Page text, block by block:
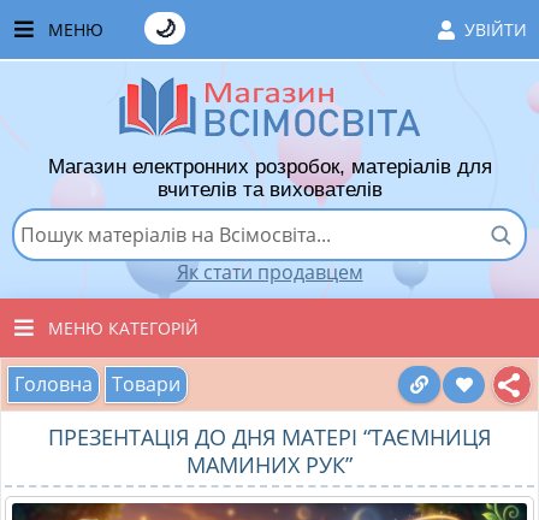
МЕНЮ УВІЙТИ
🌙
ЧАСТІ ЗАПИТАННЯ
ЯК ТУТ КУПУВАТИ
ЯК ТУТ ПРОДАВАТИ
ДОДАТИ РОЗРОБКУ
ВПОДОБАНІ ТОВАРИ
КОШИК
Магазин електронних розробок, матеріалів для
вчителів та вихователів
Як стати продавцем
МЕНЮ КАТЕГОРІЙ
ВСІ ТОВАРИ
ВИХОВАТЕЛЯМ ДНЗ
ПОЧАТКОВІ КЛАСИ
Головна Товари
ПРЕЗЕНТАЦІЯ ДО ДНЯ МАТЕРІ “ТАЄМНИЦЯ
МАМИНИХ РУК”